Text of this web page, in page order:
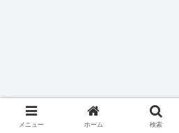
メニュー ホーム 検索